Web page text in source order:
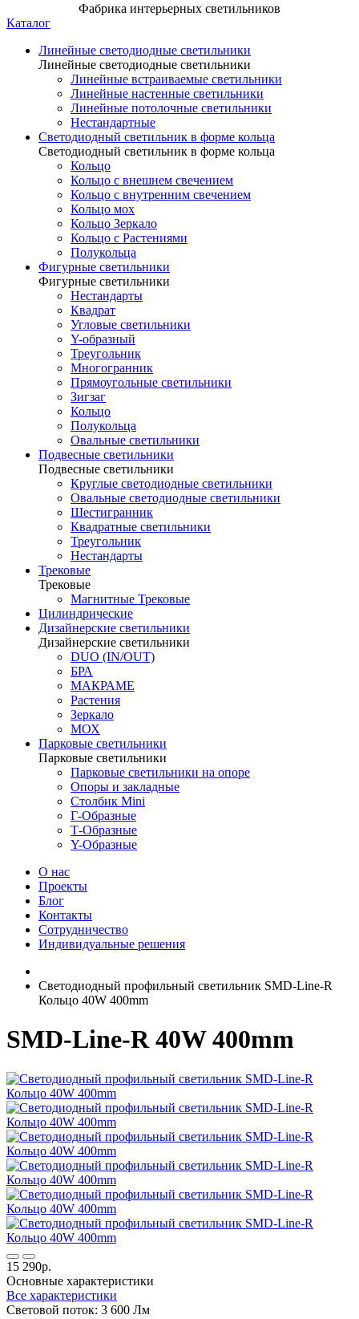
Фабрика интерьерных светильников
Каталог
Линейные светодиодные светильники
Линейные светодиодные светильники
Линейные встраиваемые светильники
Линейные настенные светильники
Линейные потолочные светильники
Нестандартные
Светодиодный светильник в форме кольца
Светодиодный светильник в форме кольца
Кольцо
Кольцо с внешнем свечением
Кольцо с внутренним свечением
Кольцо мох
Кольцо Зеркало
Кольцо с Растениями
Полукольца
Фигурные светильники
Фигурные светильники
Нестандарты
Квадрат
Угловые светильники
Y-образный
Треугольник
Многогранник
Прямоугольные светильники
Зигзаг
Кольцо
Полукольца
Овальные светильники
Подвесные светильники
Подвесные светильники
Круглые светодиодные светильники
Овальные светодиодные светильники
Шестигранник
Квадратные светильники
Треугольник
Нестандарты
Трековые
Трековые
Магнитные Трековые
Цилиндрические
Дизайнерские светильники
Дизайнерские светильники
DUO (IN/OUT)
БРА
МАКРАМЕ
Растения
Зеркало
МОХ
Парковые светильники
Парковые светильники
Парковые светильники на опоре
Опоры и закладные
Столбик Mini
Г-Образные
Т-Образные
Y-Образные
О нас
Проекты
Блог
Контакты
Сотрудничество
Индивидуальные решения
Светодиодный профильный светильник SMD-Line-R
Кольцо 40W 400mm
SMD-Line-R 40W 400mm
15 290р.
Основные характеристики
Все характеристики
Световой поток: 3 600 Лм